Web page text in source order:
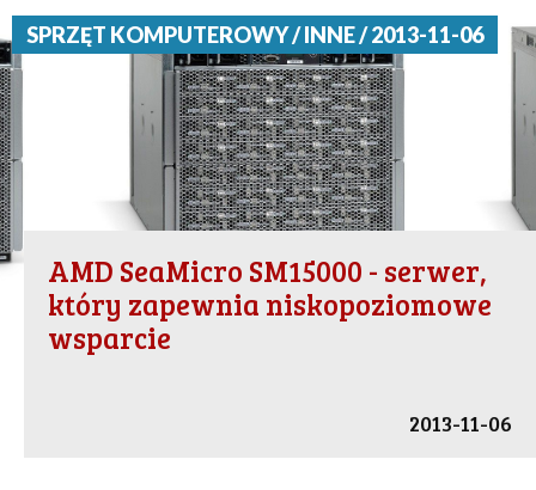
SPRZĘT KOMPUTEROWY / INNE / 2013-11-06
AMD SeaMicro SM15000 - serwer,
który zapewnia niskopoziomowe
wsparcie
2013-11-06